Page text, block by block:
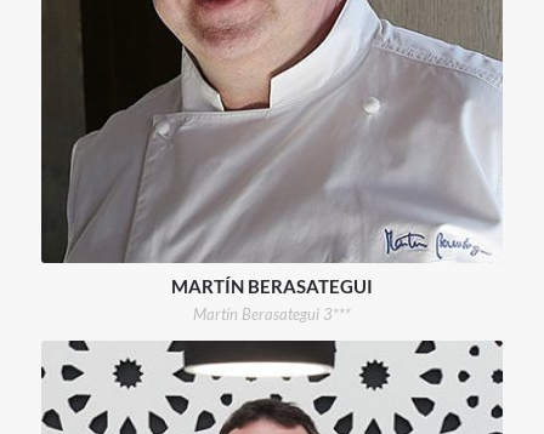
MARTÍN BERASATEGUI
Martín Berasategui 3***